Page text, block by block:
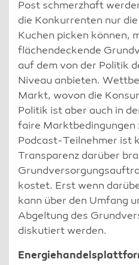
Post schmerzhaft
die Konkurrenten nur die
Kuchen picken können,
flächendeckende
auf dem von der Politik
Niveau anbieten.
Markt, wovon die
Politik ist aber auch in
faire Marktbedingungen
Podcast-Teilnehmer ist
Transparenz darüber
kostet. Erst wenn
kann über den Umfang
Abgeltung des
diskutiert werden.